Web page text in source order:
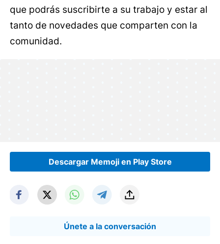
que podrás suscribirte a su trabajo y estar al
tanto de novedades que comparten con la
comunidad.
Descargar Memoji en Play Store
Únete a la conversación